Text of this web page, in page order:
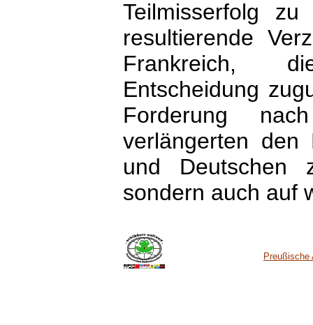
Teilmisserfolg
resultierende
Frankreich,
Entscheidung
Forderung
verlängerten
und Deutschen
sondern auch auf
Preußische